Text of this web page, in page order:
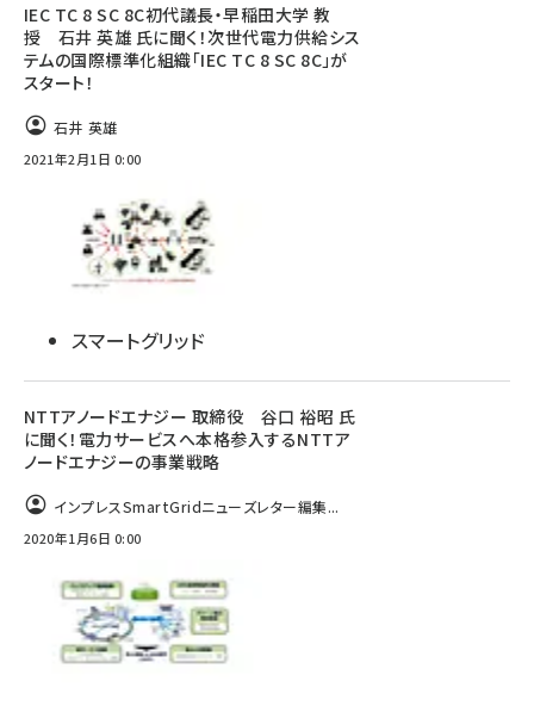
IEC TC 8 SC 8C初代議長・早稲田大学 教
授 石井 英雄 氏に聞く！次世代電力供給シス
テムの国際標準化組織「IEC TC 8 SC 8C」が
スタート！
石井 英雄
2021年2月1日 0:00
スマートグリッド
NTTアノードエナジー 取締役 谷口 裕昭 氏
に聞く！電力サービスへ本格参入するNTTア
ノードエナジーの事業戦略
インプレスSmartGridニューズレター編集...
2020年1月6日 0:00